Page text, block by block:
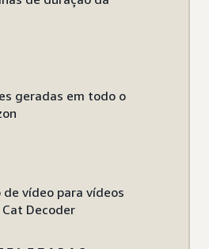
geradas em todo o
vídeo para vídeos
Decoder